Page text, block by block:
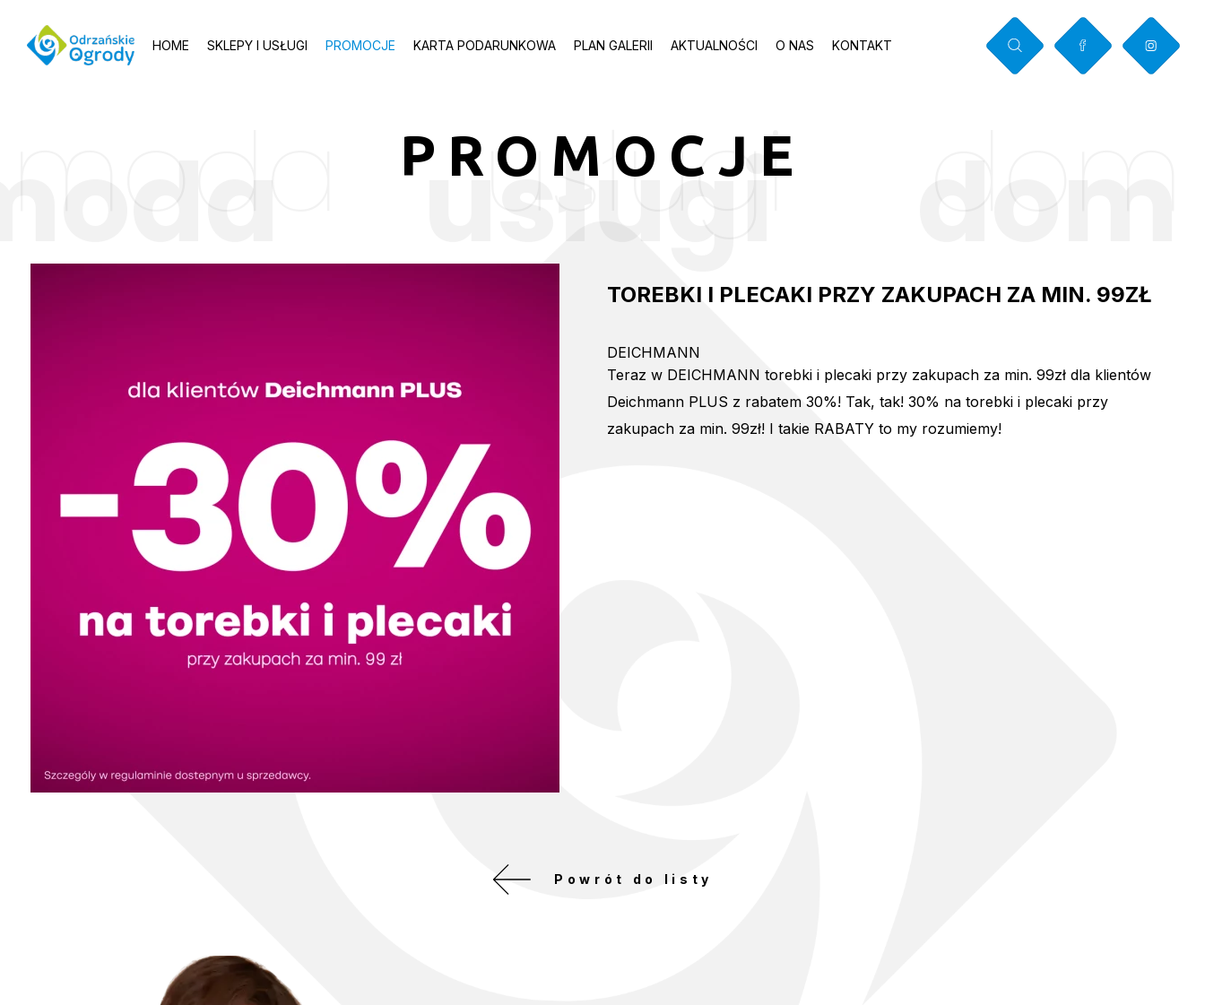
HOME SKLEPY I USŁUGI PROMOCJE KARTA PODARUNKOWA PLAN GALERII AKTUALNOŚCI O NAS KONTAKT
PROMOCJE
usługi dom
moda usługi dom
TOREBKI I PLECAKI PRZY ZAKUPACH ZA MIN. 99ZŁ
DEICHMANN
Teraz w DEICHMANN torebki i plecaki przy zakupach za min. 99zł dla klientów
Deichmann PLUS z rabatem 30%! Tak, tak! 30% na torebki i plecaki przy
zakupach za min. 99zł! I takie RABATY to my rozumiemy!
Powrót do listy